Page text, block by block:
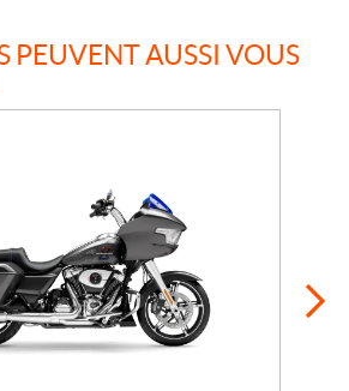
PEUVENT AUSSI VOUS